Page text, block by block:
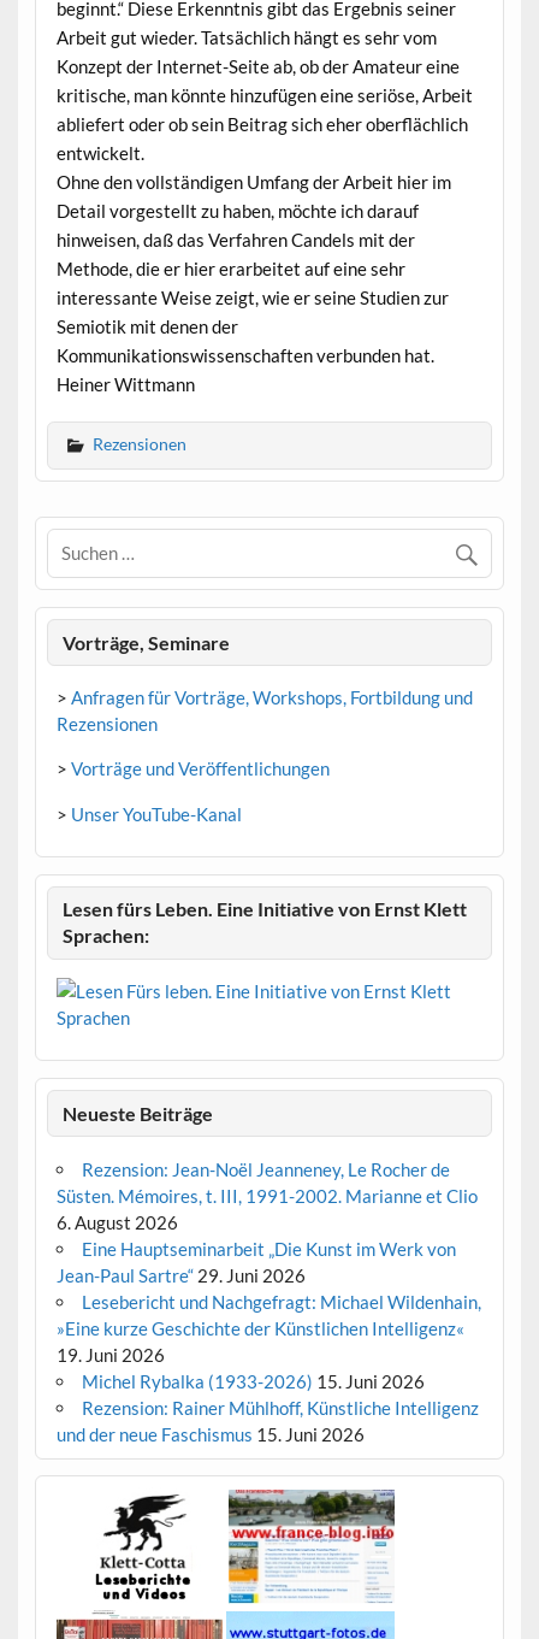
beginnt.“ Diese Erkenntnis gibt das Ergebnis seiner
Arbeit gut wieder. Tatsächlich hängt es sehr vom
Konzept der Internet-Seite ab, ob der Amateur eine
kritische, man könnte hinzufügen eine seriöse, Arbeit
abliefert oder ob sein Beitrag sich eher oberflächlich
entwickelt.
Ohne den vollständigen Umfang der Arbeit hier im
Detail vorgestellt zu haben, möchte ich darauf
hinweisen, daß das Verfahren Candels mit der
Methode, die er hier erarbeitet auf eine sehr
interessante Weise zeigt, wie er seine Studien zur
Semiotik mit denen der
Kommunikationswissenschaften verbunden hat.
Heiner Wittmann
Rezensionen
Vorträge, Seminare
> Anfragen für Vorträge, Workshops, Fortbildung und
Rezensionen
> Vorträge und Veröffentlichungen
> Unser YouTube-Kanal
Lesen fürs Leben. Eine Initiative von Ernst Klett
Sprachen:
Neueste Beiträge
Rezension: Jean-Noël Jeanneney, Le Rocher de
Süsten. Mémoires, t. III, 1991-2002. Marianne et Clio
6. August 2026
Eine Hauptseminarbeit „Die Kunst im Werk von
Jean-Paul Sartre“ 29. Juni 2026
Lesebericht und Nachgefragt: Michael Wildenhain,
»Eine kurze Geschichte der Künstlichen Intelligenz«
19. Juni 2026
Michel Rybalka (1933-2026) 15. Juni 2026
Rezension: Rainer Mühlhoff, Künstliche Intelligenz
und der neue Faschismus 15. Juni 2026